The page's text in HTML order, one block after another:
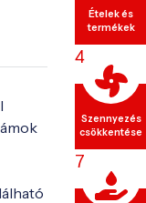
Ételek és
termékek
4
Szennyezés
csökkentése
7